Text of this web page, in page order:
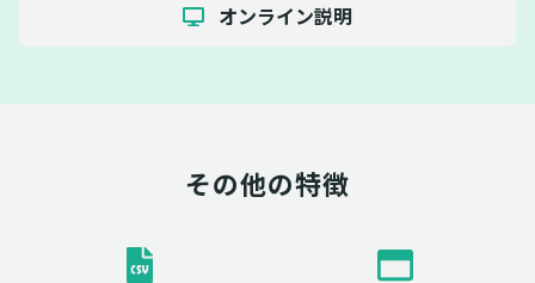
オンライン説明
その他の特徴